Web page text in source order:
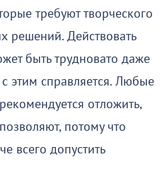
требуют творческого
решений. Действовать
быть трудновато даже
этим справляется. Любые
отложить,
потому что
всего допустить